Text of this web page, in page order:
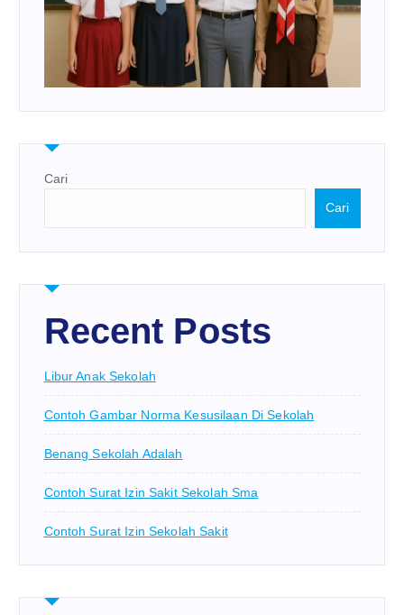
Cari
Cari
Recent Posts
Libur Anak Sekolah
Contoh Gambar Norma Kesusilaan Di Sekolah
Benang Sekolah Adalah
Contoh Surat Izin Sakit Sekolah Sma
Contoh Surat Izin Sekolah Sakit